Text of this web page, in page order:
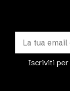
Iscriviti per